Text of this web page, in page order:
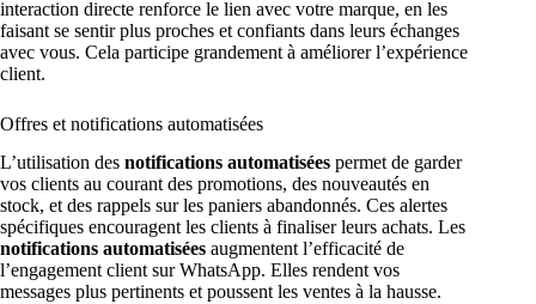
interaction directe renforce le lien avec votre marque, en les
faisant se sentir plus proches et confiants dans leurs échanges
avec vous. Cela participe grandement à améliorer l’expérience
client.
Offres et notifications automatisées
L’utilisation des notifications automatisées permet de garder
vos clients au courant des promotions, des nouveautés en
stock, et des rappels sur les paniers abandonnés. Ces alertes
spécifiques encouragent les clients à finaliser leurs achats. Les
notifications automatisées augmentent l’efficacité de
l’engagement client sur WhatsApp. Elles rendent vos
messages plus pertinents et poussent les ventes à la hausse.